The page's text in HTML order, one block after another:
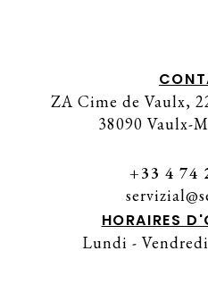
ZA Cime de Vaulx,
38090 Vaulx-
+33 4 74
HORAIRES
Lundi -